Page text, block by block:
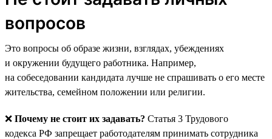
вопросов
Это вопросы об образе жизни, взглядах, убеждениях
и окружении будущего работника. Например,
на собеседовании кандидата лучше не спрашивать о его месте
жительства, семейном положении или религии.
❌ Почему не стоит их задавать? Статья 3 Трудового
кодекса РФ запрещает работодателям принимать сотрудника